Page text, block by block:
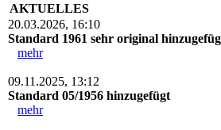
AKTUELLES
20.03.2026, 16:10
Standard 1961 sehr original
mehr
09.11.2025, 13:12
Standard 05/1956 hinzugefügt
mehr